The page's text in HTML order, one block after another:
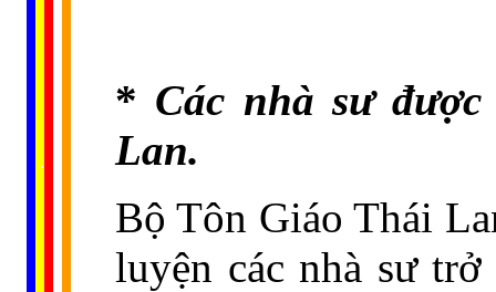
.
* Các nhà sư
Lan.
Bộ Tôn Giáo Thái
luyện các nhà sư